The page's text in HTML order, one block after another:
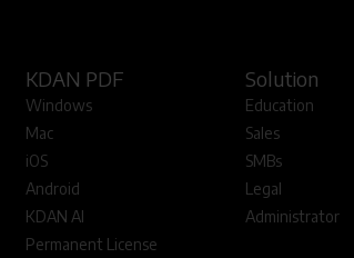
KDAN PDF
Windows
Mac
iOS
Android
KDAN AI
Permanent License
Solution
Education
Sales
SMBs
Legal
Administrator